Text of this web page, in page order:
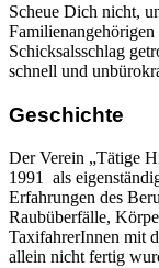
Scheue Dich nicht,
Schicksalsschlag
schnell und
Geschichte
Der Verein „Tätige
1991 als
Erfahrungen des
Raubüberfälle,
TaxifahrerInnen mit
allein nicht fertig